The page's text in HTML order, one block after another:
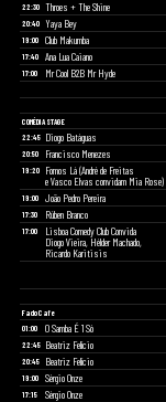
22:30 Throes + The Shine
20:40 Yaya Bey
19:00 Club Makumba
17:40 Ana Lua Caiano
17:00 Mr Cool B2B Mr Hyde
COMÉDIA STAGE
22:45
Diogo Batáguas
20:50 Francisco Menezes
19:20
Fomos Lá (André de Freitas
e Vasco Elvas convidam Mia Rose)
19:00 João Pedro Pereira
17:30 Rúben Branco
17:00
Lisboa Comedy Club Convida
Diogo Vieira, Hélder Machado,
Ricardo Karitisis
Fado Cafe
01:00
O Samba É 1 Só
22:45 Beatriz Felício
20:45 Beatriz Felício
19:00 Sérgio Onze
17:15 Sérgio Onze